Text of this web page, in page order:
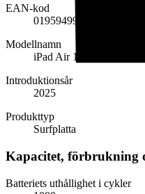
EAN-kod
0195949978319
Modellnamn
iPad Air 13 M3
Introduktionsår
2025
Produkttyp
Surfplatta
Kapacitet, förbrukning
Batteriets uthållighet i cykler